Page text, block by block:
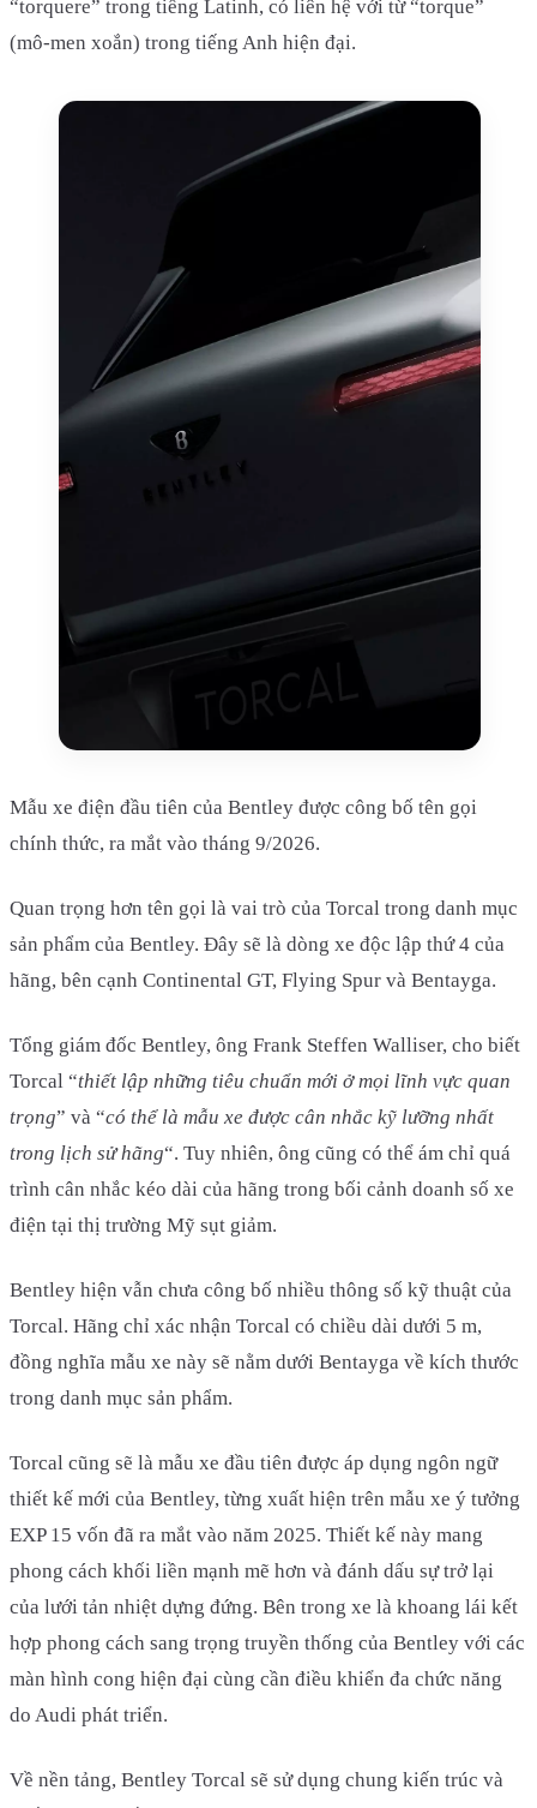
“torquere” trong tiếng Latinh, có liên hệ với từ “torque”
(mô-men xoắn) trong tiếng Anh hiện đại.
Mẫu xe điện đầu tiên của Bentley được công bố tên gọi
chính thức, ra mắt vào tháng 9/2026.
Quan trọng hơn tên gọi là vai trò của Torcal trong danh mục
sản phẩm của Bentley. Đây sẽ là dòng xe độc lập thứ 4 của
hãng, bên cạnh Continental GT, Flying Spur và Bentayga.
Tổng giám đốc Bentley, ông Frank Steffen Walliser, cho biết
Torcal “thiết lập những tiêu chuẩn mới ở mọi lĩnh vực quan
trọng” và “có thể là mẫu xe được cân nhắc kỹ lưỡng nhất
trong lịch sử hãng“. Tuy nhiên, ông cũng có thể ám chỉ quá
trình cân nhắc kéo dài của hãng trong bối cảnh doanh số xe
điện tại thị trường Mỹ sụt giảm.
Bentley hiện vẫn chưa công bố nhiều thông số kỹ thuật của
Torcal. Hãng chỉ xác nhận Torcal có chiều dài dưới 5 m,
đồng nghĩa mẫu xe này sẽ nằm dưới Bentayga về kích thước
trong danh mục sản phẩm.
Torcal cũng sẽ là mẫu xe đầu tiên được áp dụng ngôn ngữ
thiết kế mới của Bentley, từng xuất hiện trên mẫu xe ý tưởng
EXP 15 vốn đã ra mắt vào năm 2025. Thiết kế này mang
phong cách khối liền mạnh mẽ hơn và đánh dấu sự trở lại
của lưới tản nhiệt dựng đứng. Bên trong xe là khoang lái kết
hợp phong cách sang trọng truyền thống của Bentley với các
màn hình cong hiện đại cùng cần điều khiển đa chức năng
do Audi phát triển.
Về nền tảng, Bentley Torcal sẽ sử dụng chung kiến trúc và